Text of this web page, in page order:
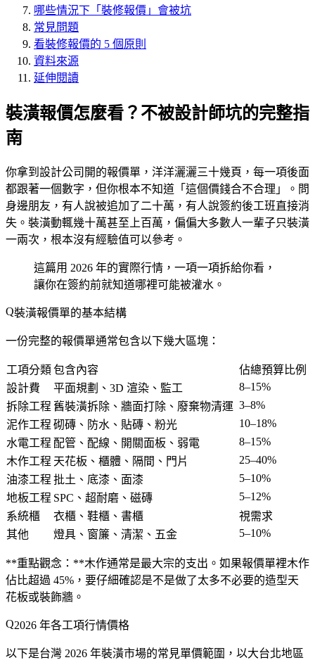
哪些情況下「裝修報價」會被坑
常見問題
看裝修報價的 5 個原則
資料來源
延伸閱讀
裝潢報價怎麼看？不被設計師坑的完整指
南
你拿到設計公司開的報價單，洋洋灑灑三十幾頁，每一項後面
都跟著一個數字，但你根本不知道「這個價錢合不合理」。問
身邊朋友，有人說被追加了二十萬，有人說簽約後工班直接消
失。裝潢動輒幾十萬甚至上百萬，偏偏大多數人一輩子只裝潢
一兩次，根本沒有經驗值可以參考。
這篇用 2026 年的實際行情，一項一項拆給你看，
讓你在簽約前就知道哪裡可能被灌水。
裝潢報價單的基本結構
一份完整的報價單通常包含以下幾大區塊：
工項分類 包含內容
佔總預算比例
設計費
平面規劃、3D 渲染、監工
8–15%
拆除工程 舊裝潢拆除、牆面打除、廢棄物清運 3–8%
泥作工程 砌磚、防水、貼磚、粉光
10–18%
水電工程 配管、配線、開關面板、弱電
8–15%
木作工程 天花板、櫃體、隔間、門片
25–40%
油漆工程 批土、底漆、面漆
5–10%
地板工程 SPC、超耐磨、磁磚
5–12%
系統櫃
衣櫃、鞋櫃、書櫃
視需求
其他
燈具、窗簾、清潔、五金 5–10%
**重點觀念：**木作通常是最大宗的支出。如果報價單裡木作
佔比超過 45%，要仔細確認是不是做了太多不必要的造型天
花板或裝飾牆。
2026 年各工項行情價格
以下是台灣 2026 年裝潢市場的常見單價範圍，以大台北地區